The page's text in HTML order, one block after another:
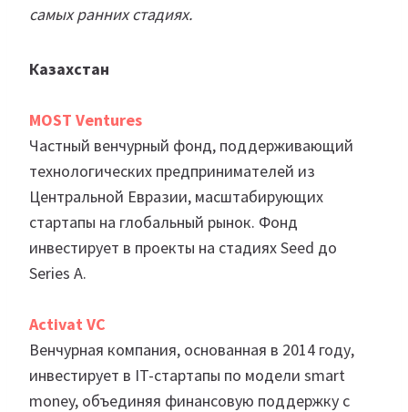
самых ранних стадиях.
Казахстан
MOST Ventures
Частный венчурный фонд, поддерживающий
технологических предпринимателей из
Центральной Евразии, масштабирующих
стартапы на глобальный рынок. Фонд
инвестирует в проекты на стадиях Seed до
Series A.
Activat VC
Венчурная компания, основанная в 2014 году,
инвестирует в IT-стартапы по модели smart
money, объединяя финансовую поддержку с